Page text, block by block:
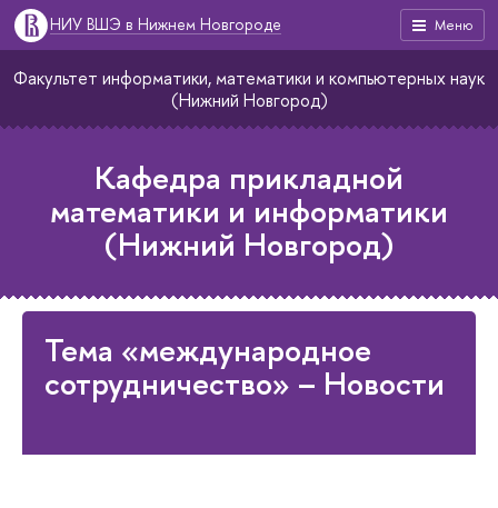
Меню
НИУ ВШЭ в Нижнем Новгороде
Факультет информатики, математики и компьютерных наук
(Нижний Новгород)
Кафедра прикладной
математики и информатики
(Нижний Новгород)
Тема «международное
сотрудничество» – Новости